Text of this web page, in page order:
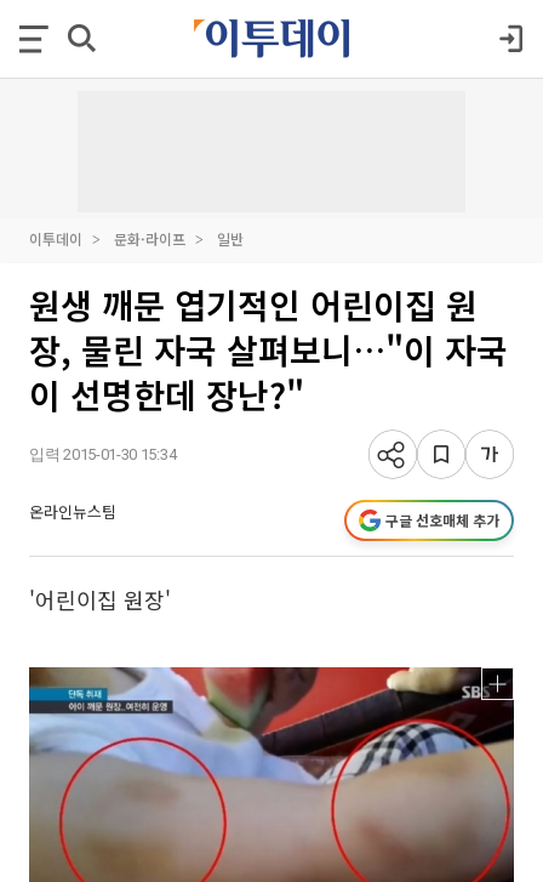
이투데이 문화·라이프 일반
원생 깨문 엽기적인 어린이집 원
장, 물린 자국 살펴보니…"이 자국
이 선명한데 장난?"
입력 2015-01-30 15:34
온라인뉴스팀 구글 선호매체 추가
'어린이집 원장'